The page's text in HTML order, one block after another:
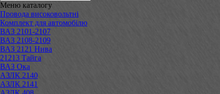
Меню каталогу
Провода високовольтні
Комплект для автомобілю
ВАЗ 2101-2107
ВАЗ 2108-2109
ВАЗ 2121 Нива
21213 Тайга
ВАЗ Ока
АЗЛК 2140
АЗЛК 2141